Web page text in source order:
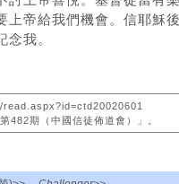
上帝給我們機會。信耶穌
念我。
482期（中國信徒佈道會）」。